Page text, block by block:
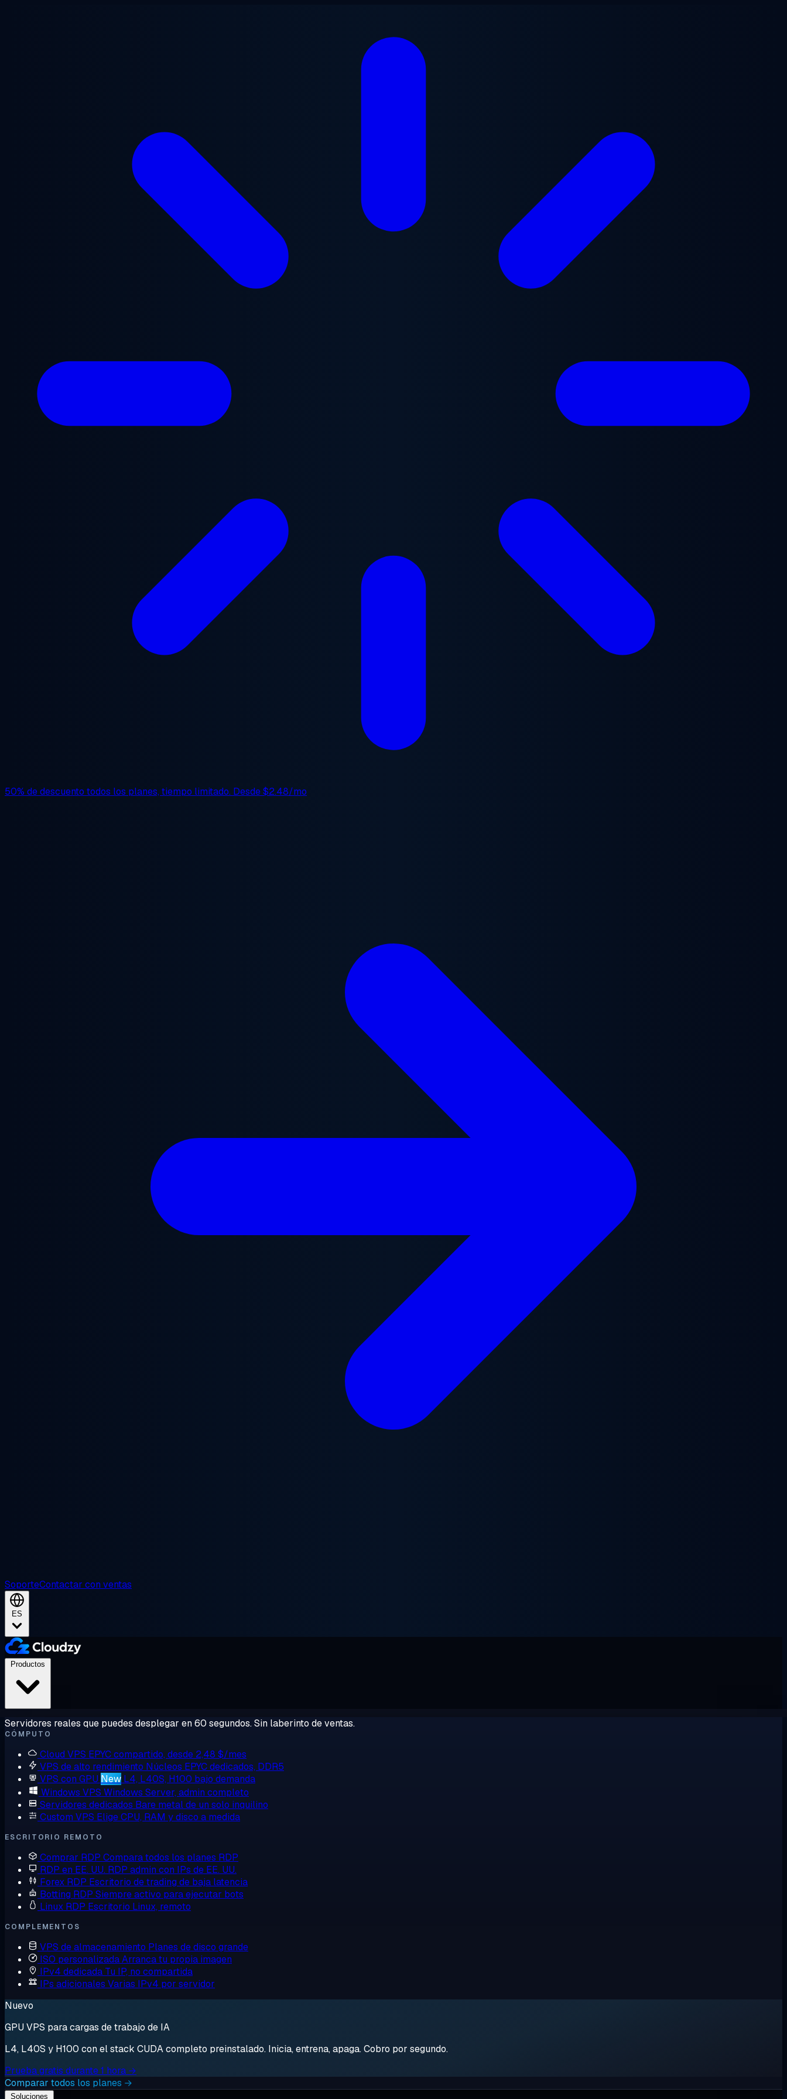
50% de descuento todos los planes, tiempo limitado. Desde$2.48/mo
SoporteContactar con ventas
ES
Servidores reales que puedes desplegar en 60 segundos. Sin laberinto de ventas.
CÓMPUTO
Cloud VPS EPYC compartido, desde 2,48 $/mes
VPS de alto rendimiento Núcleos EPYC dedicados, DDR5
VPS con GPU New L4, L40S, H100 bajo demanda
Windows VPS Windows Server, admin completo
Servidores dedicados Bare metal de un solo inquilino
Custom VPS Elige CPU, RAM y disco a medida
ESCRITORIO REMOTO
Comprar RDP Compara todos los planes RDP
RDP en EE. UU. RDP admin con IPs de EE. UU.
Forex RDP Escritorio de trading de baja latencia
Botting RDP Siempre activo para ejecutar bots
Linux RDP Escritorio Linux, remoto
COMPLEMENTOS
VPS de almacenamiento Planes de disco grande
ISO personalizadaArranca tu propia imagen
IPv4 dedicada Tu IP, no compartida
IPs adicionales Varias IPv4 por servidor
Nuevo
GPU VPS para cargas de trabajo de IA
L4, L40S y H100 con el stack CUDA completo preinstalado. Inicia, entrena, apaga. Cobro por segundo.
Prueba gratis durante 1 hora →
Comparar todos los planes →